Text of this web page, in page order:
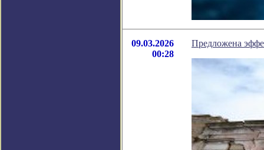
09.03.2026
00:28
Предложена